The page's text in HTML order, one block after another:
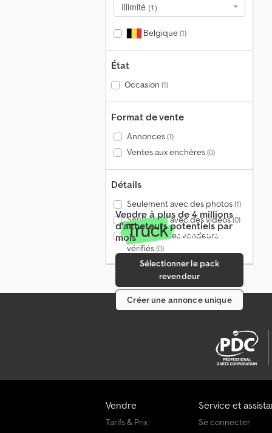
Illimité (1)
Belgique(1)
État
Occasion (1)
Format de vente
Annonces(1)
Ventes aux enchères(0)
Détails
Seulement avec des photos(1)
Seulement avec des vidéos(0)
Seulement les vendeurs
vérifiés(0)
Vendre à plus de 4 millions
d'acheteurs potentiels par
mois
Sélectionner le pack
revendeur
Créer une annonce unique
Vendre
Tarifs & Prix
Service et
Se connecter